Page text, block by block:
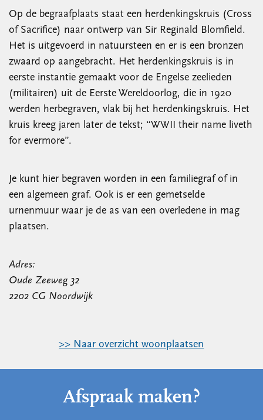
Op de begraafplaats staat een herdenkingskruis (Cross
of Sacrifice) naar ontwerp van Sir Reginald Blomfield.
Het is uitgevoerd in natuursteen en er is een bronzen
zwaard op aangebracht. Het herdenkingskruis is in
eerste instantie gemaakt voor de Engelse zeelieden
(militairen) uit de Eerste Wereldoorlog, die in 1920
werden herbegraven, vlak bij het herdenkingskruis. Het
kruis kreeg jaren later de tekst; “WWII their name liveth
for evermore”.
Je kunt hier begraven worden in een familiegraf of in
een algemeen graf. Ook is er een gemetselde
urnenmuur waar je de as van een overledene in mag
plaatsen.
Adres:
Oude Zeeweg 32
2202 CG Noordwijk
>> Naar overzicht woonplaatsen
Afspraak maken?